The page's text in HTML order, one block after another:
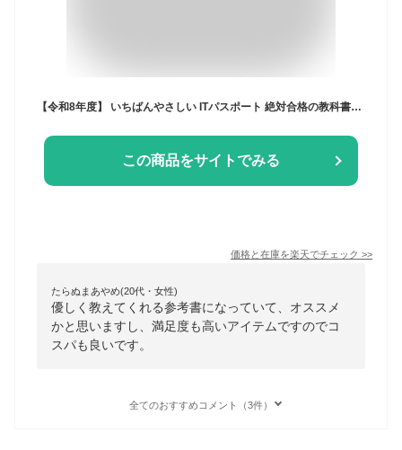
【令和8年度】 いちばんやさしい ITパスポート 絶対合格の教科書＋出る順問題集【電子書籍】[ 高橋 京介 ]
この商品をサイトでみる
価格と在庫を楽天でチェック >>
たらぬまあやめ(20代・女性)
優しく教えてくれる参考書になっていて、オススメ
かと思いますし、満足度も高いアイテムですのでコ
スパも良いです。
全てのおすすめコメント（3件）